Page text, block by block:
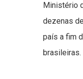
Ministério
dezenas
país a fim
brasileiras.